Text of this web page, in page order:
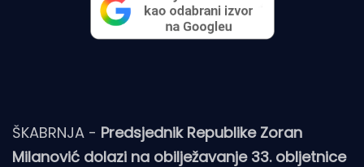
ŠKABRNJA - Predsjednik Republike Zoran
Milanović dolazi na obilježavanje 33. obljetnice